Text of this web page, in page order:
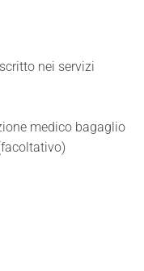
nei servizi
medico bagaglio